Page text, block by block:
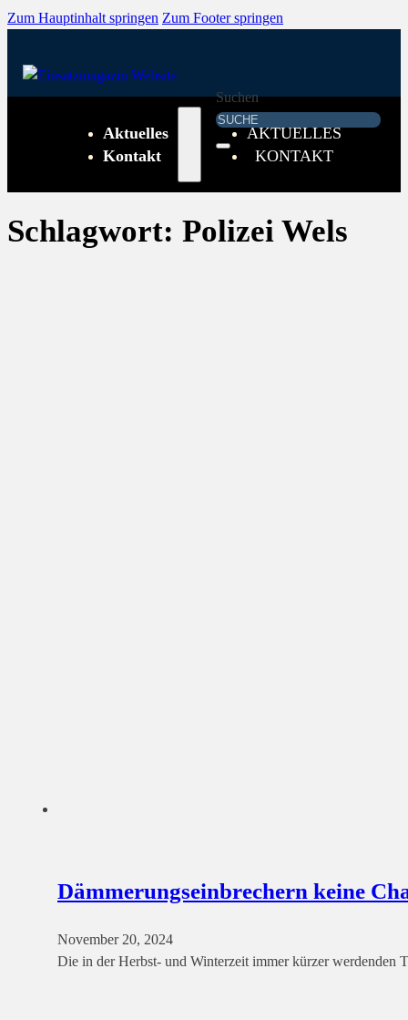
Zum Hauptinhalt springen Zum Footer springen
Suchen
Aktuelles
Kontakt
AKTUELLES
KONTAKT
Schlagwort: Polizei Wels
Dämmerungseinbrechern keine
November 20, 2024
Die in der Herbst- und Winterzeit immer kürzer werdenden